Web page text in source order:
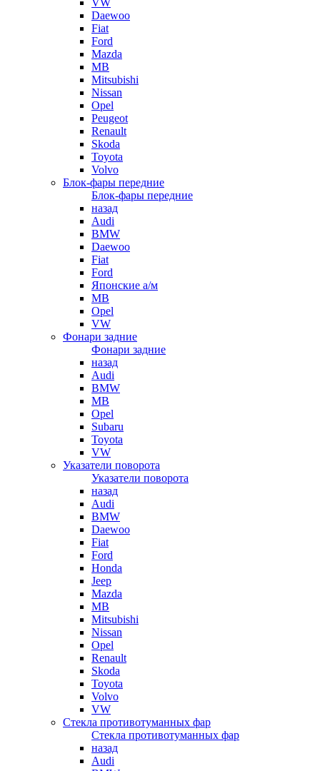
VW
Daewoo
Fiat
Ford
Mazda
MB
Mitsubishi
Nissan
Opel
Peugeot
Renault
Skoda
Toyota
Volvo
Блок-фары передние
Блок-фары передние
назад
Audi
BMW
Daewoo
Fiat
Ford
Японские а/м
MB
Opel
VW
Фонари задние
Фонари задние
назад
Audi
BMW
MB
Opel
Subaru
Toyota
VW
Указатели поворота
Указатели поворота
назад
Audi
BMW
Daewoo
Fiat
Ford
Honda
Jeep
Mazda
MB
Mitsubishi
Nissan
Opel
Renault
Skoda
Toyota
Volvo
VW
Стекла противотуманных фар
Стекла противотуманных фар
назад
Audi